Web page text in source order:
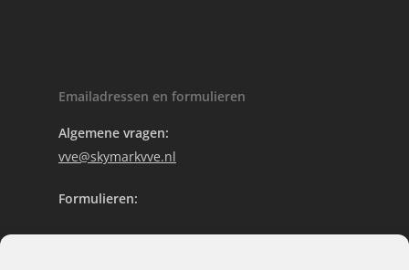
Emailadressen en formulieren
Algemene vragen:
vve@skymarkvve.nl
Formulieren: